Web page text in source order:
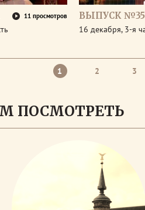
11 просмотров ВЫПУСК
16 декабря, 3-я
1 2 3
ПОСМОТРЕТЬ